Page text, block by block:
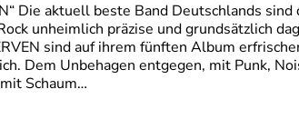
Die aktuell beste Band Deutschlands
unheimlich präzise und grundsätzlich
sind auf ihrem fünften Album
Dem Unbehagen entgegen, mit Punk,
Schaum…